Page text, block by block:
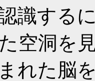
識する
空洞を
まれた脳